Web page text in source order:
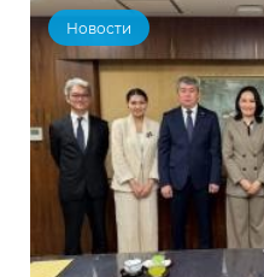
Новости